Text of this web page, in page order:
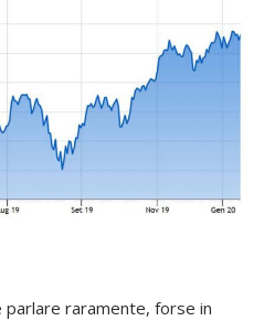
raramente, forse in